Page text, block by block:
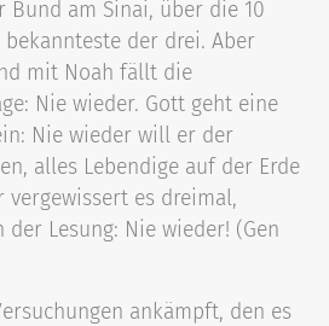
Bund am Sinai, über die 10
der drei. Aber
mit Noah fällt die
Nie wieder. Gott geht eine
Nie wieder will er der
alles Lebendige auf der Erde
vergewissert es dreimal,
Lesung: Nie wieder! (Gen
ankämpft, den es